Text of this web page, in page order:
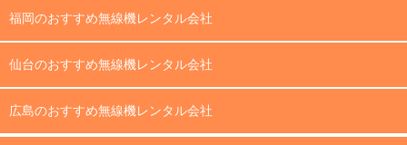
福岡のおすすめ無線機レンタル会社
仙台のおすすめ無線機レンタル会社
広島のおすすめ無線機レンタル会社